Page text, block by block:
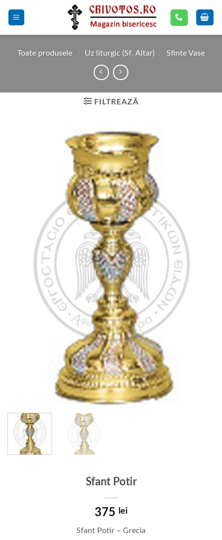
Toate produsele / Uz liturgic (Sf. Altar) / Sfinte Vase
FILTREAZĂ
Sfant Potir
375 lei
Sfant Potir – Grecia